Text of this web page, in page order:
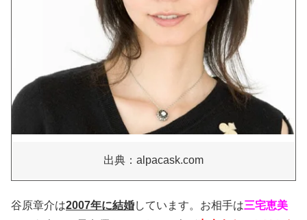
出典：alpacask.com
谷原章介は2007年に結婚しています。お相手は三宅恵美